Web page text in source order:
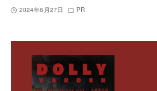
2024年6月27日 PR